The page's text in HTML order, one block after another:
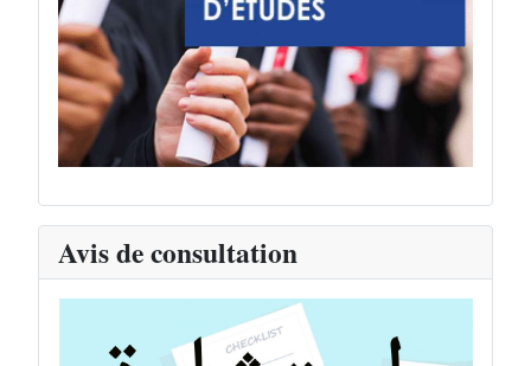
Avis de consultation